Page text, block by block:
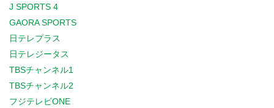
J SPORTS 4
GAORA SPORTS
日テレプラス
日テレジータス
TBSチャンネル1
TBSチャンネル2
フジテレビONE